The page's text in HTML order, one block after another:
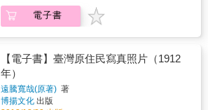
是在族人的擁戴下，率領跨部落的勇士們，加
入天地會陣營，與林爽文一起統帥大軍。她全
力營救被擄為妓的西拉雅少女，希望有朝一日
能讓族人擺脫異族極權統治的剝削與凌虐……
金娘不僅僅是西拉雅族的傳奇，更是台灣史上
不容遺忘的女英雄。就讓我們跟著她的征戰足
跡，穿越時空到兩百年多前的台灣，展開一趟
精彩絕倫的冒險旅程！
利保障運動，以三大目標的具體訴求，呼應了
認同權、土地權、自治權；1994年，台灣進行
方面，台灣的原住民族仍未獲得更具體的成
果。原住民族主權、國家主權，這兩者為本書
論述重心，主要針對美國、澳洲、紐西蘭、日
本、拉丁美洲原住民族主權運動發展的介紹與
分析，並試圖理解各國原住民族對於主權的論
電子書
【電子書】臺灣原住民寫真照片（1912
年）
遠騰寬哉(原著) 著
博揚文化 出版